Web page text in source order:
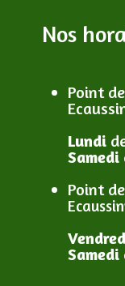
Nos
Point
Lundi
Samedi
Point
Samedi